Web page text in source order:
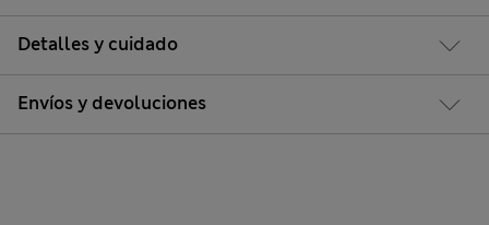
Detalles y cuidado
Envíos y devoluciones